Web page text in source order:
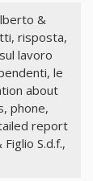
&
risposta,
lavoro
le
about
phone,
report
S.d.f.,